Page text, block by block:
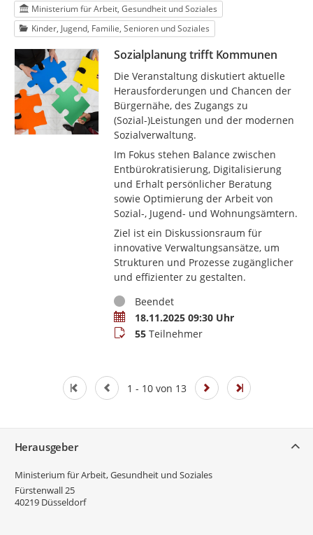
Ministerium für Arbeit, Gesundheit und Soziales
Kinder, Jugend, Familie, Senioren und Soziales
Sozialplanung trifft Kommunen
Die Veranstaltung diskutiert aktuelle
Herausforderungen und Chancen der
Bürgernähe, des Zugangs zu
(Sozial-)Leistungen und der modernen
Sozialverwaltung.
Im Fokus stehen Balance zwischen
Entbürokratisierung, Digitalisierung
und Erhalt persönlicher Beratung
sowie Optimierung der Arbeit von
Sozial-, Jugend- und Wohnungsämtern.
Ziel ist ein Diskussionsraum für
innovative Verwaltungsansätze, um
Strukturen und Prozesse zugänglicher
und effizienter zu gestalten.
StatusBeendet
Termin18.11.2025 09:30 Uhr
Teilnehmer
55Teilnehmer
1 - 10 von 13
Herausgeber
Ministerium für Arbeit, Gesundheit und Soziales
Fürstenwall 25
40219 Düsseldorf